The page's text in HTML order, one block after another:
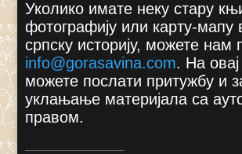
Уколико имате неку стару
фотографију или карту-мапу
српску историју, можете нам
info@gorasavina.com. На
можете послати притужбу и
уклањање материјала са
правом.